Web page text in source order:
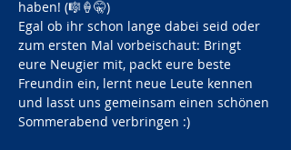
haben! (🎼🍦🤫)
Egal ob ihr schon lange dabei seid oder
zum ersten Mal vorbeischaut: Bringt
eure Neugier mit, packt eure beste
Freundin ein, lernt neue Leute kennen
und lasst uns gemeinsam einen schönen
Sommerabend verbringen :)